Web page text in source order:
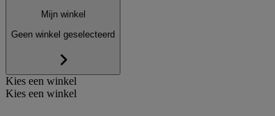
Mijn winkel
Geen winkel geselecteerd
Kies een winkel
Kies een winkel